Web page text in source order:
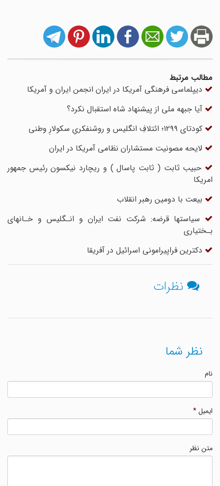
مطالب مرتبط
دیپلماسی فرهنگی آمریکا در ایران‌ انجمن‌ ایران‌ و آمریکا
آیا جبهه ملی از پیشنهاد شاه استقبال نکرد؟
کودتای ۱۲۹۹؛ ائتلافِ انگلیس و روشنفکریِ سکولارِ وطنی
لایحه‌ مصونیت‌ مستشاران‌ نظامی‌ آمریکا در ایران
حبیب ثابت ( ثابت پاسال ) و ریچارد نیکسون رئیس جمهور
امریکا
بیعت با دومین رهبر انقلاب
سیاستها قرضه: شرکت نفت ایران و انـگلیس‌ و خـانهای‌
بـختیاری‌
دکترین فراپیرامونی اسرائیل در آفریقا
نظرات
نظر شما
ایمیل*
متن نظر